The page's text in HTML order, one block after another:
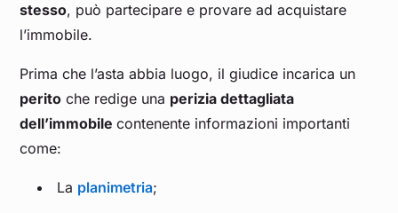
stesso, può partecipare e provare ad acquistare
l’immobile.
Prima che l’asta abbia luogo, il giudice incarica un
perito che redige una perizia dettagliata
dell’immobilecontenente informazioni importanti
come:
La planimetria;